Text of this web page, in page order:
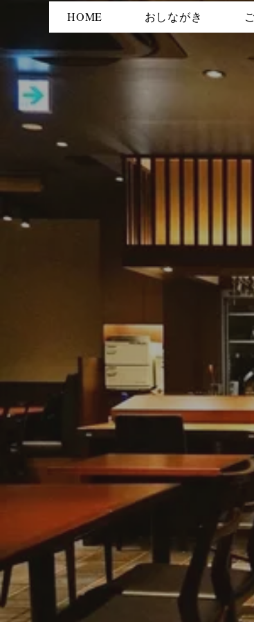
HOME おしながき